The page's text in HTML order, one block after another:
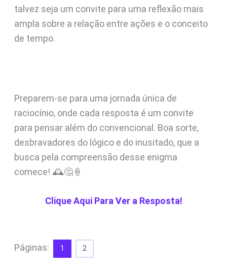
talvez seja um convite para uma reflexão mais
ampla sobre a relação entre ações e o conceito
de tempo.
Preparem-se para uma jornada única de
raciocínio, onde cada resposta é um convite
para pensar além do convencional. Boa sorte,
desbravadores do lógico e do inusitado, que a
busca pela compreensão desse enigma
comece! 🕰️🤔🍦
Clique Aqui Para Ver a Resposta!
Páginas: 1 2